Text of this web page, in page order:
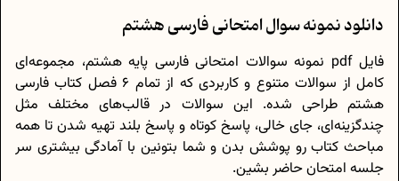
دانلود نمونه سوال امتحانی فارسی هشتم
فایل pdf نمونه سوالات امتحانی فارسی پایه هشتم، مجموعه‌ای
کامل از سوالات متنوع و کاربردی که از تمام 6 فصل کتاب فارسی
هشتم طراحی شده. این سوالات در قالب‌های مختلف مثل
چندگزینه‌ای، جای خالی، پاسخ کوتاه و پاسخ بلند تهیه شدن تا همه
مباحث کتاب رو پوشش بدن و شما بتونین با آمادگی بیشتری سر
جلسه امتحان حاضر بشین.